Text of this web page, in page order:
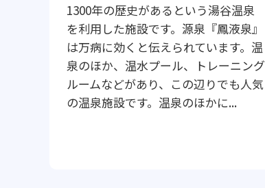
1300年の歴史があるという湯谷温泉
を利用した施設です。源泉『鳳液泉』
は万病に効くと伝えられています。温
泉のほか、温水プール、トレーニング
ルームなどがあり、この辺りでも人気
の温泉施設です。温泉のほかに...